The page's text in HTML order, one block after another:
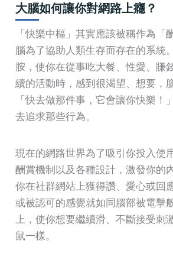
大腦如何讓你對網路上癮？
「快樂中樞」其實應該被稱作為「
腦為了協助人類生存而存在的系統
胺，使你在從事吃大餐、性愛、賺
續的活動時，感到很渴望、想要，
「快去做那件事，它會讓你快樂！
去追求那些行為。
現在的網路世界為了吸引你投入使
酬賞機制以及各種設計，激發你的
你在社群網站上獲得讚、愛心或回
或被認可的感覺就如同腦部被電擊
上，使你想要繼續滑、不斷接受刺
鼠一樣。